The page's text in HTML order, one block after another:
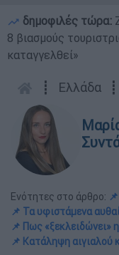
δημοφιλές τώρα:
8 βιασμούς
καταγγελθεί»
┋ Ελλάδα ┋
Ενότητες στο άρθρο:
📌 Τα υφιστάμενα
📌 Πως «ξεκλειδώνει»
📌 Κατάληψη αιγιαλού